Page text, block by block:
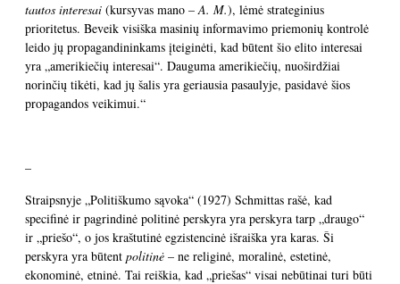
tautos interesai (kursyvas mano –A. M.), lėmė strateginius
prioritetus. Beveik visiška masinių informavimo priemonių kontrolė
leido jų propagandininkams įteiginėti, kad būtent šio elito interesai
yra „amerikiečių interesai“. Dauguma amerikiečių, nuoširdžiai
norinčių tikėti, kad jų šalis yra geriausia pasaulyje, pasidavė šios
propagandos veikimui.“
–
Straipsnyje „Politiškumo sąvoka“ (1927) Schmittas rašė, kad
specifinė ir pagrindinė politinė perskyra yra perskyra tarp „draugo“
ir „priešo“, o jos kraštutinė egzistencinė išraiška yra karas. Ši
perskyra yra būtent politinė – ne religinė, moralinė, estetinė,
ekonominė, etninė. Tai reiškia, kad „priešas“ visai nebūtinai turi būti